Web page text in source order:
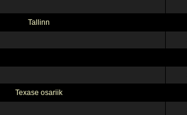
Tallinn
Texase osariik